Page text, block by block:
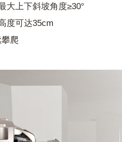
大上下斜坡角度≥30°
度可达35cm
爬